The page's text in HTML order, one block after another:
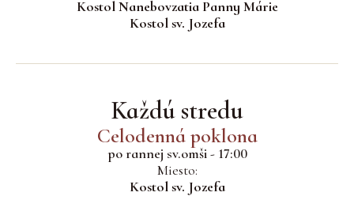
Kostol Nanebovzatia Panny Márie
Kostol sv. Jozefa
Každú stredu
Celodenná poklona
po rannej sv.omši - 17:00
Miesto:
Kostol sv. Jozefa